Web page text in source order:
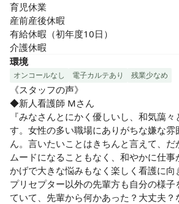
育児休業
産前産後休暇
有給休暇（初年度10日）
介護休暇
環境
オンコールなし 電子カルテあり 残業少なめ
《スタッフの声》
◆新人看護師 Mさん
『みなさんとにかく優しいし、和気藹
す。女性の多い職場にありがちな嫌な
ん。言いたいことはきちんと言えて、
ムードになることもなく、和やかに仕
かげで大きな悩みもなく楽しく看護に向
プリセプター以外の先輩方も自分の様子
ていて、先輩から何かあった？大丈夫？